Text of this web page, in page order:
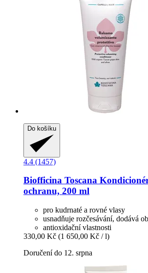
Do košíku
4.4 (1457)
Biofficina Toscana
ochranu, 200 ml
pro kudrnaté a rovné vlasy
usnadňuje rozčesávání, dodává
antioxidační vlastnosti
330,00 Kč (1 650,00 Kč / l)
Doručení do 12. srpna